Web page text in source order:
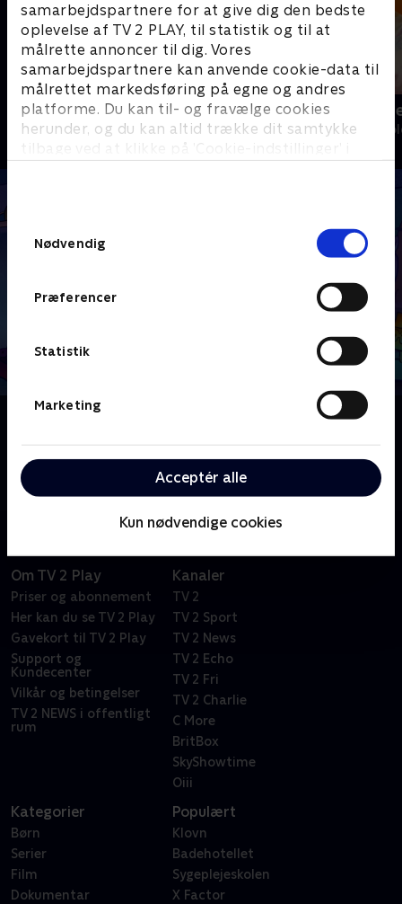
samarbejdspartnere for at give dig den bedste
oplevelse af TV 2 PLAY, til statistik og til at
målrette annoncer til dig. Vores
samarbejdspartnere kan anvende cookie-data til
målrettet markedsføring på egne og andres
platforme. Du kan til- og fravælge cookies
herunder, og du kan altid trække dit samtykke
tilbage ved at klikke på ’Cookie-indstillinger’ i
Nødvendig
Præferencer
Statistik
Marketing
Acceptér alle
Kun nødvendige cookies
Fra klaphat til klassefest
Børne-underholdning • 1 sæsoner
Katrine
Børne-
hovedrollen i sin helt egen skøre, falske sitcom
sammen med sine elskelige venner i Bikini Bottom.
Om TV 2 Play
Priser og abonnement
Her kan du se TV 2 Play
Gavekort til TV 2 Play
Support og
Kundecenter
Vilkår og betingelser
TV 2 NEWS i offentligt
rum
Kanaler
TV 2
TV 2 Sport
TV 2 News
TV 2 Echo
TV 2 Fri
TV 2 Charlie
C More
BritBox
SkyShowtime
Oiii
Kategorier
Børn
Serier
Film
Dokumentar
Populært
Klovn
Badehotellet
Sygeplejeskolen
X Factor